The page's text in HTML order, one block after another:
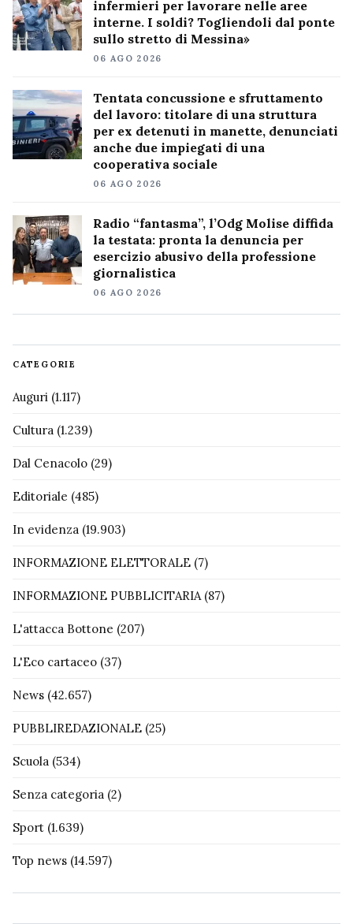
infermieri per lavorare nelle aree
interne. I soldi? Togliendoli dal ponte
sullo stretto di Messina»
06 AGO 2026
Tentata concussione e sfruttamento
del lavoro: titolare di una struttura
per ex detenuti in manette, denunciati
anche due impiegati di una
cooperativa sociale
06 AGO 2026
Radio “fantasma”, l’Odg Molise diffida
la testata: pronta la denuncia per
esercizio abusivo della professione
giornalistica
06 AGO 2026
CATEGORIE
Auguri (1.117)
Cultura (1.239)
Dal Cenacolo (29)
Editoriale (485)
In evidenza (19.903)
INFORMAZIONE ELETTORALE (7)
INFORMAZIONE PUBBLICITARIA(87)
L'attacca Bottone (207)
L'Eco cartaceo (37)
News (42.657)
PUBBLIREDAZIONALE (25)
Scuola (534)
Senza categoria (2)
Sport (1.639)
Top news (14.597)